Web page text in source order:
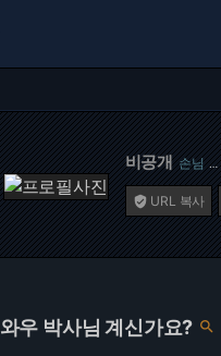
비공개 손님 …
 URL 복사
와우 박사님 계신가요? 